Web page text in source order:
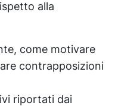
alla
come motivare
contrapposizioni
riportati dai